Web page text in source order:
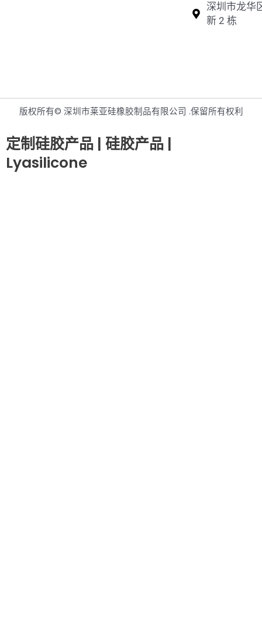
深圳市龙华
新 2 栋
版权所有© 深圳市莱亚硅橡胶制品有限公司 .保留所有权利
定制硅胶产品 | 硅胶产品 |
Lyasilicone